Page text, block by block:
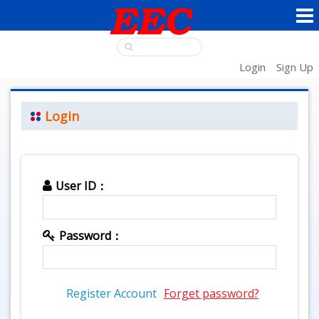
Login Sign Up
Login
User ID：
Password：
Register Account Forget password?